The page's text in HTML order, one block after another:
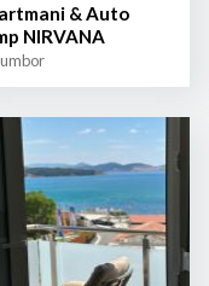
& Auto
NIRVANA